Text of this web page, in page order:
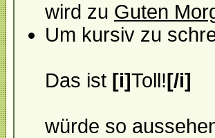
wird zu Guten
Um kursiv zu
Das ist [i]Toll![/i]
würde so